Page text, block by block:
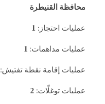
محافظة القنيطرة
عمليات احتجاز: 1
عمليات مداهمات: 1
عمليات إقامة نقطة تفتيش:
عمليات توغلّات: 2